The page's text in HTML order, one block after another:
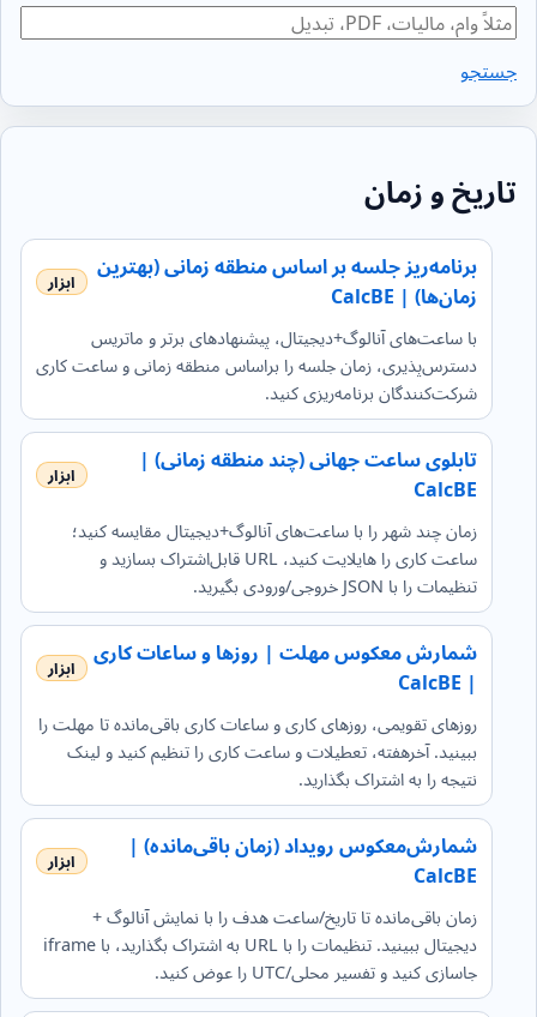
جستجو
تاریخ و زمان
برنامه‌ریز جلسه بر اساس منطقه زمانی (بهترین
زمان‌ها) | CalcBE
با ساعت‌های آنالوگ+دیجیتال، پیشنهادهای برتر و ماتریس
دسترس‌پذیری، زمان جلسه را براساس منطقه زمانی و ساعت کاری
شرکت‌کنندگان برنامه‌ریزی کنید.
تابلوی ساعت جهانی (چند منطقه زمانی) |
CalcBE
زمان چند شهر را با ساعت‌های آنالوگ+دیجیتال مقایسه کنید؛
ساعت کاری را هایلایت کنید، URL قابل‌اشتراک بسازید و
تنظیمات را با JSON خروجی/ورودی بگیرید.
شمارش معکوس مهلت | روزها و ساعات کاری
| CalcBE
روزهای تقویمی، روزهای کاری و ساعات کاری باقی‌مانده تا مهلت را
ببینید. آخرهفته، تعطیلات و ساعت کاری را تنظیم کنید و لینک
نتیجه را به اشتراک بگذارید.
شمارش‌معکوس رویداد (زمان باقی‌مانده) |
CalcBE
زمان باقی‌مانده تا تاریخ/ساعت هدف را با نمایش آنالوگ +
دیجیتال ببینید. تنظیمات را با URL به اشتراک بگذارید، با iframe
جاسازی کنید و تفسیر محلی/UTC را عوض کنید.